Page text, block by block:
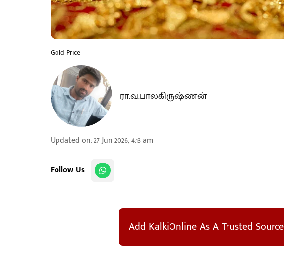
Gold Price
ரா.வ.பாலகிருஷ்ணன்
Updated on:27 Jun 2026, 4:13 am
Follow Us
Add KalkiOnline As A Trusted Source